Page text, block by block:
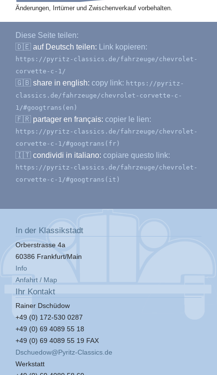
Änderungen, Irrtümer und Zwischenverkauf vorbehalten.
Diese Seite teilen:
🇩🇪 auf Deutsch teilen: Link kopieren:
https://pyritz-classics.de/fahrzeuge/chevrolet-
corvette-c-1/
🇬🇧 share in english: copy link: https://pyritz-
classics.de/fahrzeuge/chevrolet-corvette-c-
1/#googtrans(en)
🇫🇷 partager en français: copier le lien:
https://pyritz-classics.de/fahrzeuge/chevrolet-
corvette-c-1/#googtrans(fr)
🇮🇹 condividi in italiano: copiare questo link:
https://pyritz-classics.de/fahrzeuge/chevrolet-
corvette-c-1/#googtrans(it)
In der Klassikstadt
Orberstrasse 4a
60386 Frankfurt/Main
Info
Anfahrt / Map
Ihr Kontakt
Rainer Dschüdow
+49 (0) 172-530 0287
+49 (0) 69 4089 55 18
+49 (0) 69 4089 55 19 FAX
Dschuedow@Pyritz-Classics.de
Werkstatt